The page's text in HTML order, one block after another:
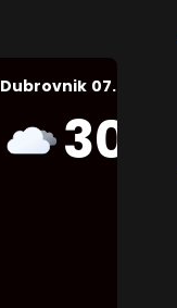
Dubrovnik 07.08.2026.
30